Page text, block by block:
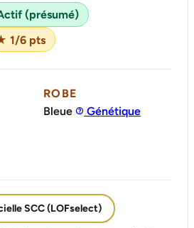
(présumé)
1/6 pts
ROBE
Bleue
Génétique
SCC (LOFselect)